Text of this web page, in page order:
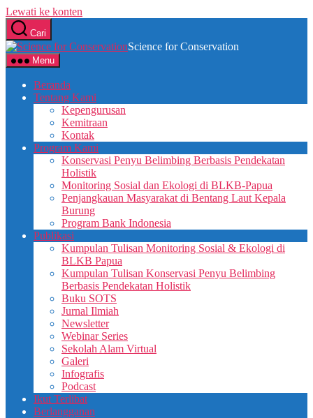
Lewati ke konten
Cari
Science for Conservation
Menu
Beranda
Tentang Kami
Kepengurusan
Kemitraan
Kontak
Program Kami
Konservasi Penyu Belimbing Berbasis Pendekatan
Holistik
Monitoring Sosial dan Ekologi di BLKB-Papua
Penjangkauan Masyarakat di Bentang Laut Kepala
Burung
Program Bank Indonesia
Publikasi
Kumpulan Tulisan Monitoring Sosial & Ekologi di
BLKB Papua
Kumpulan Tulisan Konservasi Penyu Belimbing
Berbasis Pendekatan Holistik
Buku SOTS
Jurnal Ilmiah
Newsletter
Webinar Series
Sekolah Alam Virtual
Galeri
Infografis
Podcast
Ikut Terlibat
Berlangganan